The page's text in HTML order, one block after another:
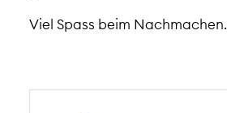
Viel Spass beim Nachmachen.